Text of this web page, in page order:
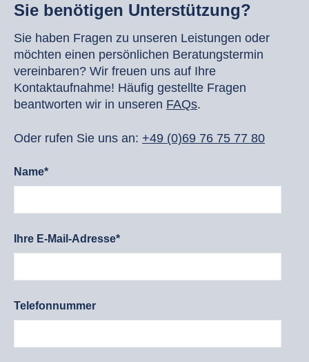
Sie benötigen Unterstützung?
Sie haben Fragen zu unseren Leistungen oder
möchten einen persönlichen Beratungstermin
vereinbaren? Wir freuen uns auf Ihre
Kontaktaufnahme! Häufig gestellte Fragen
beantworten wir in unseren FAQs.
Oder rufen Sie uns an: +49 (0)69 76 75 77 80
Name*
Ihre E-Mail-Adresse*
Telefonnummer